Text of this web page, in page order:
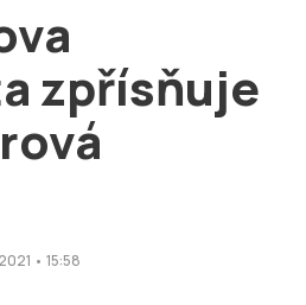
zpřísňuje
• 15:58